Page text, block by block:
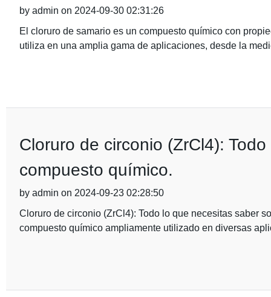
by admin on 2024-09-30 02:31:26
El cloruro de samario es un compuesto químico con
utiliza en una amplia gama de aplicaciones, desde la
Cloruro de circonio (ZrCl4):
compuesto químico.
by admin on 2024-09-23 02:28:50
Cloruro de circonio (ZrCl4): Todo lo que necesitas saber
compuesto químico ampliamente utilizado en diversas